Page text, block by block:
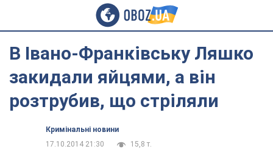
В Івано-Франківську Ляшко
закидали яйцями, а він
розтрубив, що стріляли
Кримінальні новини
17.10.2014 21:30
15,8 т.